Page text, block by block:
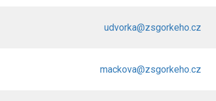
udvorka@zsgorkeho.cz
mackova@zsgorkeho.cz